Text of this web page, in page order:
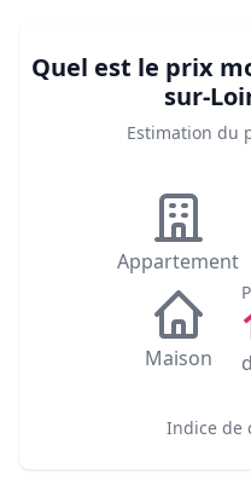
Quel est le prix
sur-
Estimation du
Appartement
Maison
Indice de